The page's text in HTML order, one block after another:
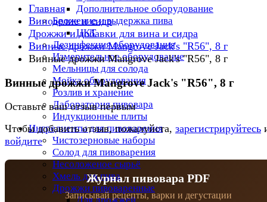
Дополнительное оборудование
Брожение и выдержка пива
ЦКТ
Дезинфекция оборудования
Измерительное оборудование
Мельницы для солода
Мойка оборудования
Розлив и хранение
Лаборатория пивовара
Индукционные плиты
Ингредиенты для пивоварения
Чистозерновые наборы
Солод для пивоварения
Несоложеное сырьё
Хмель для пива
Дрожжи пивоваренные
Главная
Виноделие и сидр
Дрожжи и добавки для вина и сидра
Винные дрожжи Mangrove Jack's "R56", 8 г
Винные дрожжи Mangrove Jack's "R56", 8 г
Винные дрожжи Mangrove Jack's "R56", 8 г
Оставьте ваш отзыв первым
Чтобы добавить отзыв, пожалуйста, зарегистрируйтесь
войдите
Журнал пивовара PDF
Записывай рецепты, варки и дегустации